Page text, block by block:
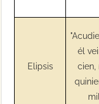
Elipsis
él
cien,